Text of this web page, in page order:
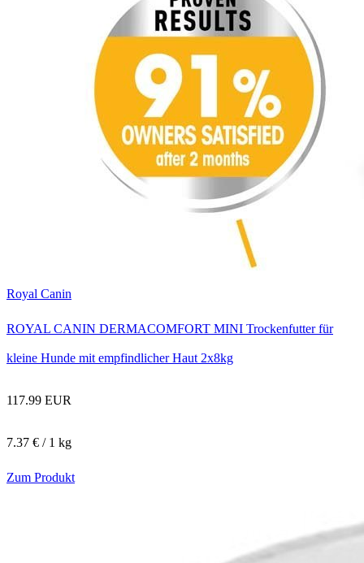
Royal Canin
ROYAL CANIN DERMACOMFORT MINI Trockenfutter für
kleine Hunde mit empfindlicher Haut 2x8kg
117.99 EUR
7.37 € / 1 kg
Zum Produkt